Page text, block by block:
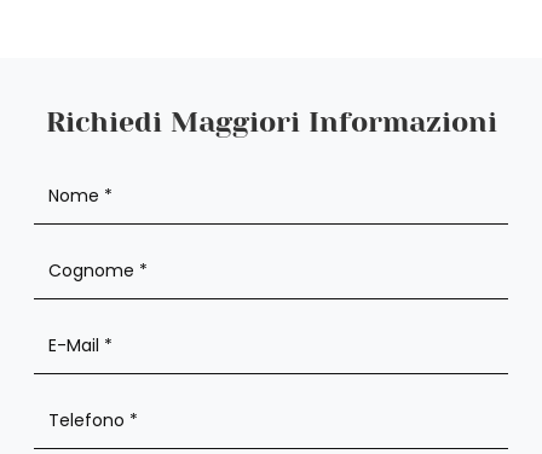
Richiedi Maggiori Informazioni